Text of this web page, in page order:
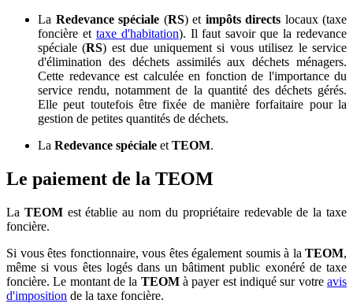
La Redevance spéciale (RS) et impôts directs locaux (taxe
foncière et taxe d'habitation). Il faut savoir que la redevance
spéciale (RS) est due uniquement si vous utilisez le service
d'élimination des déchets assimilés aux déchets ménagers.
Cette redevance est calculée en fonction de l'importance du
service rendu, notamment de la quantité des déchets gérés.
Elle peut toutefois être fixée de manière forfaitaire pour la
gestion de petites quantités de déchets.
La Redevance spéciale et TEOM.
Le paiement de la TEOM
La TEOM est établie au nom du propriétaire redevable de la taxe
foncière.
Si vous êtes fonctionnaire, vous êtes également soumis à la TEOM,
même si vous êtes logés dans un bâtiment public exonéré de taxe
foncière. Le montant de la TEOMà payer est indiqué sur votreavis
d'imposition de la taxe foncière.